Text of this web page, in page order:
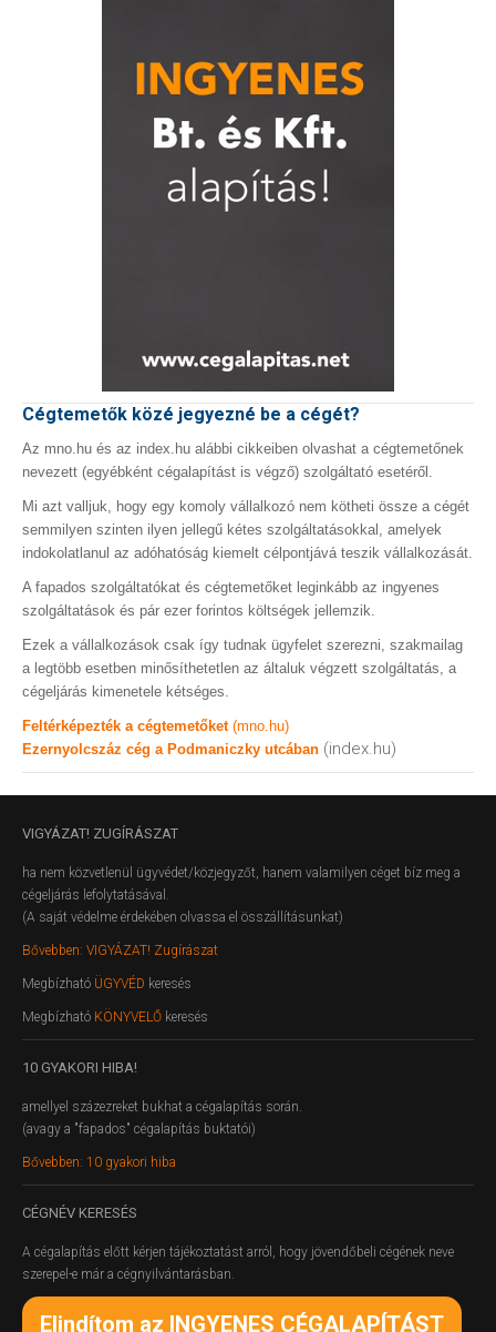
Cégtemetők közé jegyezné be a cégét?
Az mno.hu és az index.hu alábbi cikkeiben olvashat a cégtemetőnek
nevezett (egyébként cégalapítást is végző) szolgáltató esetéről.
Mi azt valljuk, hogy egy komoly vállalkozó nem kötheti össze a cégét
semmilyen szinten ilyen jellegű kétes szolgáltatásokkal, amelyek
indokolatlanul az adóhatóság kiemelt célpontjává teszik vállalkozását.
A fapados szolgáltatókat és cégtemetőket leginkább az ingyenes
szolgáltatások és pár ezer forintos költségek jellemzik.
Ezek a vállalkozások csak így tudnak ügyfelet szerezni, szakmailag
a legtöbb esetben minősíthetetlen az általuk végzett szolgáltatás, a
cégeljárás kimenetele kétséges.
Feltérképezték a cégtemetőket (mno.hu)
Ezernyolcszáz cég a Podmaniczky utcában (index.hu)
VIGYÁZAT! ZUGÍRÁSZAT
ha nem közvetlenül ügyvédet/közjegyzőt, hanem valamilyen céget bíz meg a
cégeljárás lefolytatásával.
(A saját védelme érdekében olvassa el összállításunkat)
Bővebben: VIGYÁZAT! Zugírászat
Megbízható ÜGYVÉD keresés
Megbízható KÖNYVELŐ keresés
10 GYAKORI HIBA!
amellyel százezreket bukhat a cégalapítás során.
(avagy a "fapados" cégalapítás buktatói)
Bővebben: 10 gyakori hiba
CÉGNÉV KERESÉS
A cégalapítás előtt kérjen tájékoztatást arról, hogy jövendőbeli cégének neve
szerepel-e már a cégnyilvántarásban.
Elindítom az INGYENES CÉGALAPÍTÁST